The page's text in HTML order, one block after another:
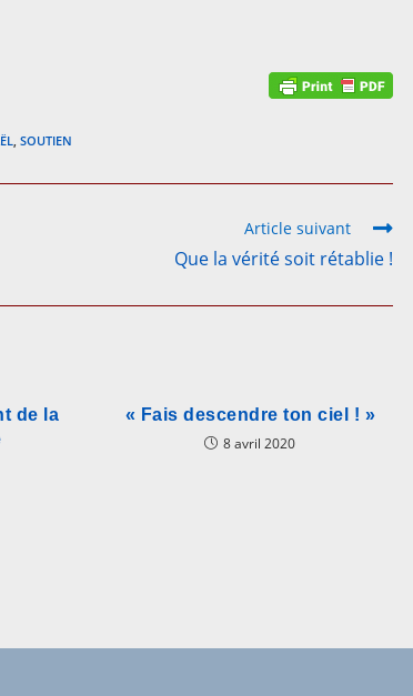
, SOUTIEN
Article suivant
Que la vérité soit rétablie !
de la
« Fais descendre ton ciel ! »
8 avril 2020